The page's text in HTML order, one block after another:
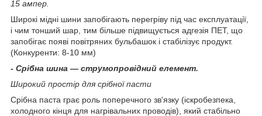
15 ампер.
Широкі мідні шини запобігають перегріву під час експлуатації,
і чим тонший шар, тим більше підвищується адгезія ПЕТ, що
запобігає появі повітряних бульбашок і стабілізує продукт.
(Конкуренти: 8-10 мм)
- Срібна шина ― струмопровідний елемент.
Широкий простір для срібної пасти
Срібна паста грає роль поперечного зв'язку (іскробезпека,
холодного кінця для нагрівальних проводів), який стабільно